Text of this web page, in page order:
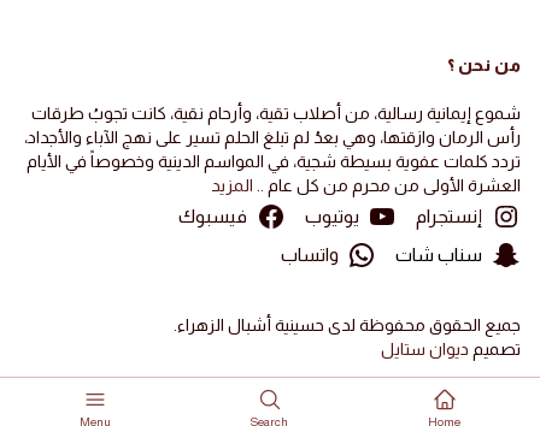
Home
Search
Menu
من نحن ؟
شموع إيمانية رسالية، من أصلاب تقية، وأرحام نقية، كانت تجوبُ طرقات
رأس الرمان وازقتها، وهي بعدُ لم تبلغ الحلم تسير على نهج الآباء والأجداد،
تردد كلمات عفوية بسيطة شجية، في المواسم الدينية وخصوصاً في الأيام
العشرة الأولى من محرم من كل عام .. المزيد
إنستجرام يوتيوب
فيسبوك
سناب شات
واتساب
جميع الحقوق محفوظة لدى حسينية أشبال الزهراء.
تصميم ديوان ستايل